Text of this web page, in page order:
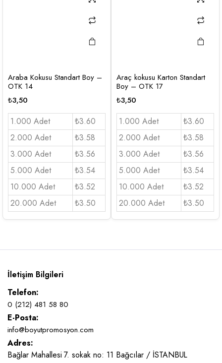
Araba Kokusu Standart Boy –
OTK 14
₺3,50
1.000 Adet
₺3.60
2.000 Adet
₺3.58
3.000 Adet
₺3.56
5.000 Adet
₺3.54
10.000 Adet
₺3.52
20.000 Adet
₺3.50
Araç kokusu Karton Standart
Boy – OTK 17
₺3,50
1.000 Adet
₺3.60
2.000 Adet
₺3.58
3.000 Adet
₺3.56
5.000 Adet
₺3.54
10.000 Adet
₺3.52
20.000 Adet
₺3.50
İletişim Bilgileri
Telefon:
0 (212) 481 58 80
E-Posta:
info@boyutpromosyon.com
Adres:
Bağlar Mahallesi 7. sokak no: 11 Bağcılar / İSTANBUL